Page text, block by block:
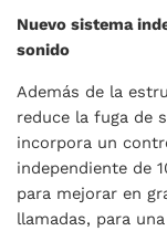
Nuevo sistema
sonido
Además de la
reduce la fuga de
incorpora un
independiente de
para mejorar en
llamadas, para